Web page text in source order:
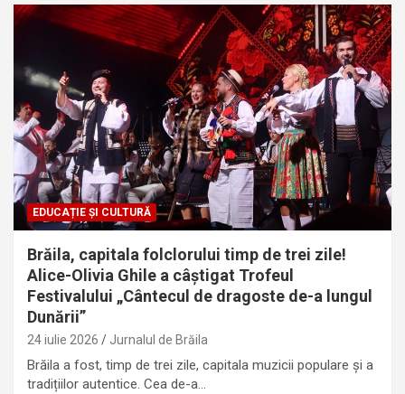
EDUCAȚIE ȘI CULTURĂ
Brăila, capitala folclorului timp de trei zile!
Alice-Olivia Ghile a câștigat Trofeul
Festivalului „Cântecul de dragoste de-a lungul
Dunării”
24 iulie 2026 Jurnalul de Brăila
Brăila a fost, timp de trei zile, capitala muzicii populare și a
tradițiilor autentice. Cea de-a…